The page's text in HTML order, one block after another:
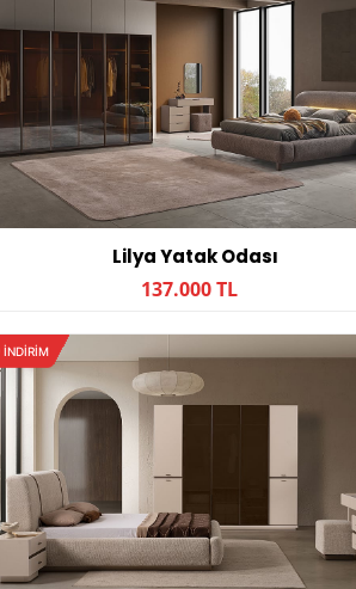
Lilya Yatak Odası
137.000 TL
INDIRIM